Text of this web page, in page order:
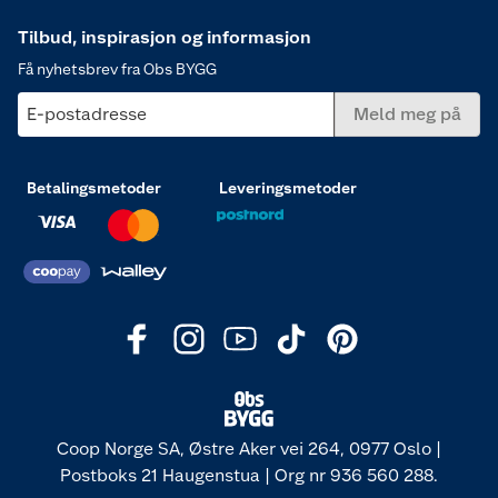
Tilbud, inspirasjon og informasjon
Få nyhetsbrev fra Obs BYGG
E-postadresse Meld meg på
Betalingsmetoder Leveringsmetoder
Coop Norge SA, Østre Aker vei 264, 0977 Oslo |
Postboks 21 Haugenstua | Org nr 936 560 288.